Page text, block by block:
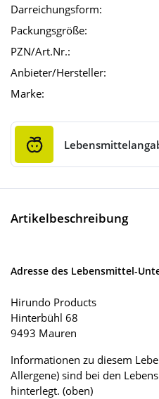
Darreichungsform:
Packungsgröße:
PZN/Art.Nr.:
Anbieter/Hersteller:
Marke:
Artikelbeschreibung
Adresse des Lebensmittel-
Hirundo Products
Hinterbühl 68
9493 Mauren
Informationen zu diesem
Allergene) sind bei den
hinterlegt. (oben)